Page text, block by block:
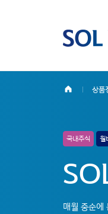
상품
국내주식 월
매월 중순에